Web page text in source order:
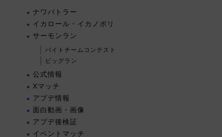
ナワバトラー
イカロール・イカノボリ
サーモンラン
バイトチームコンテスト
ビッグラン
公式情報
Xマッチ
アプデ情報
面白動画・画像
アプデ後検証
イベントマッチ